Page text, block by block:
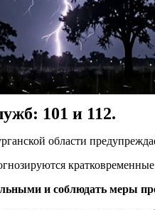
101 и 112.
области
и соблюдать меры